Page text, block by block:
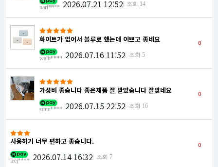
nari**** 2026.07.21 12:52 조회 14
화이트가 없어서 블루로 했는데 이쁘고 좋네요
walb**** 2026.07.16 11:52 조회 5
0
가성비 좋습니다 좋은제품 잘 받았습니다 잘맞네요
sunn**** 2026.07.15 22:52 조회 16
0
사용하기 너무 편하고 좋습니다.
leej**** 2026.07.14 16:32 조회 7
0